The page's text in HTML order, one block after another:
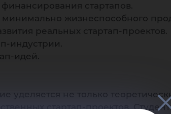
стартапов.
жизнеспособного
реальных стартап-проектов.
индустрии.
идей.
не только
стартап-проектов.